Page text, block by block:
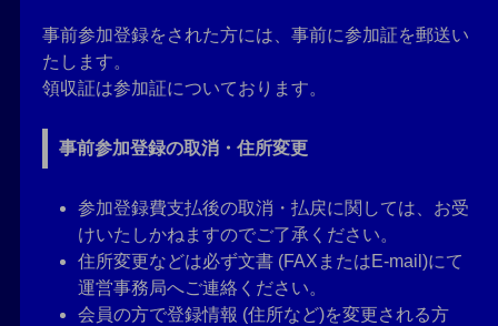
事前参加登録をされた方には、事前に参加証を郵送い
たします。
領収証は参加証についております。
事前参加登録の取消・住所変更
参加登録費支払後の取消・払戻に関しては、お受
けいたしかねますのでご了承ください。
住所変更などは必ず文書 (FAXまたはE-mail)にて
運営事務局へご連絡ください。
会員の方で登録情報 (住所など)を変更される方